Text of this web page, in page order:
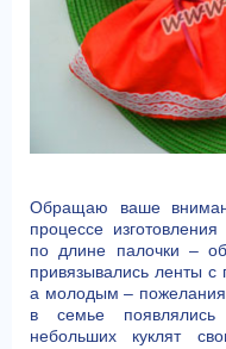
Обращаю ваше
процессе
по длине палочки –
привязывались ленты
а молодым – пожелания
в семье
небольших куклят